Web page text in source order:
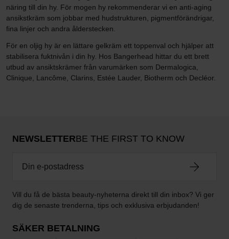
näring till din hy. För mogen hy rekommenderar vi en anti-aging
ansikstkräm som jobbar med hudstrukturen, pigmentförändrigar,
fina linjer och andra ålderstecken.
För en oljig hy är en lättare gelkräm ett toppenval och hjälper att
stabilisera fuktnivån i din hy. Hos Bangerhead hittar du ett brett
utbud av ansiktskrämer från varumärken som Dermalogica,
Clinique, Lancôme, Clarins, Estée Lauder, Biotherm och Decléor.
NEWSLETTERBE THE FIRST TO KNOW
Vill du få de bästa beauty-nyheterna direkt till din inbox? Vi ger
dig de senaste trenderna, tips och exklusiva erbjudanden!
SÄKER BETALNING